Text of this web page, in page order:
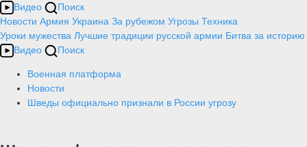
Видео
Поиск
Новости Армия Украина За рубежом Угрозы Техника
Уроки мужества Лучшие традиции русской армии Битва за историю
Видео
Поиск
Военная платформа
Новости
Шведы официально признали в России угрозу